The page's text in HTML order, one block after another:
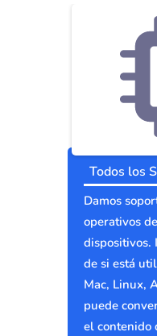
Todos los
Damos
operativos
dispositivos.
de si está
Mac, Linux,
puede
el contenido